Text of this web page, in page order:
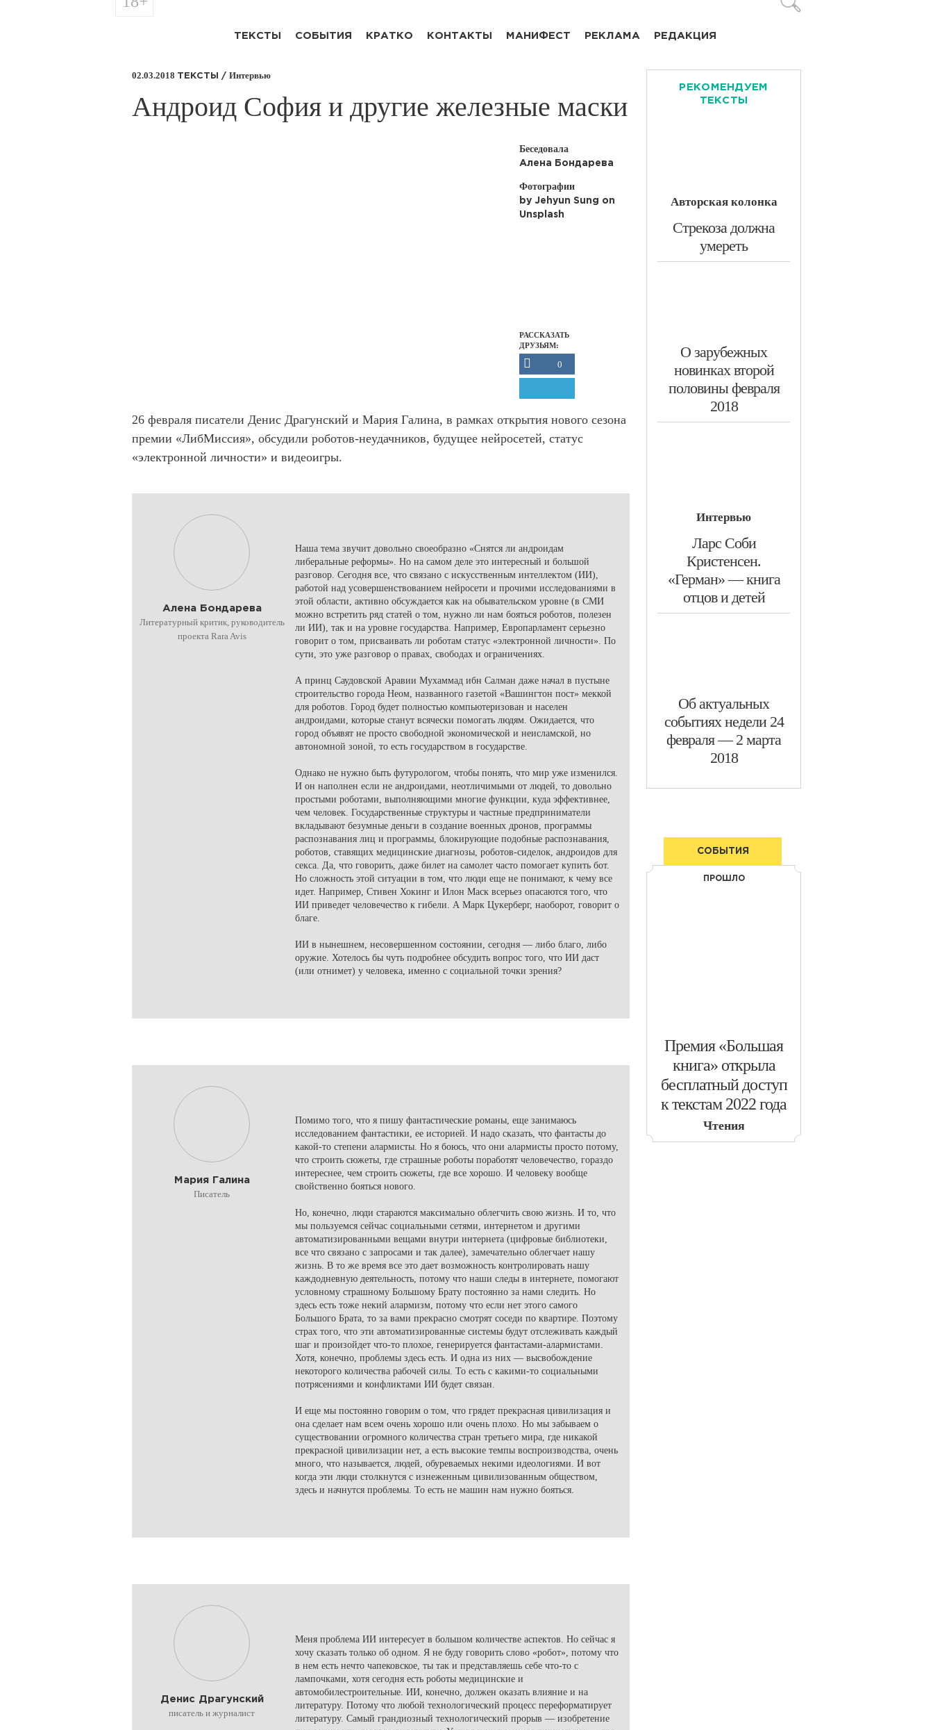
ТЕКСТЫ СОБЫТИЯ КРАТКО КОНТАКТЫ МАНИФЕСТ РЕКЛАМА РЕДАКЦИЯ
02.03.2018 ТЕКСТЫ / Интервью
​Андроид София и другие железные маски
Беседовала
Алена Бондарева
Фотографии
by Jehyun Sung on
Unsplash
РАССКАЗАТЬ
ДРУЗЬЯМ:
0
26 февраля писатели Денис Драгунский и Мария Галина, в рамках открытия нового сезона
премии «ЛибМиссия», обсудили роботов-неудачников, будущее нейросетей, статус
«электронной личности» и видеоигры.
Алена Бондарева
Литературный критик, руководитель
проекта Rara Avis
Наша тема звучит довольно своеобразно «Снятся ли андроидам
либеральные реформы». Но на самом деле это интересный и большой
разговор. Сегодня все, что связано с искусственным интеллектом (ИИ),
работой над усовершенствованием нейросети и прочими исследованиями в
этой области, активно обсуждается как на обывательском уровне (в СМИ
можно встретить ряд статей о том, нужно ли нам бояться роботов, полезен
ли ИИ), так и на уровне государства. Например, Европарламент серьезно
говорит о том, присваивать ли роботам статус «электронной личности». По
сути, это уже разговор о правах, свободах и ограничениях.
А принц Саудовской Аравии Мухаммад ибн Салман даже начал в пустыне
строительство города Неом, названного газетой «Вашингтон пост» меккой
для роботов. Город будет полностью компьютеризован и населен
андроидами, которые станут всячески помогать людям. Ожидается, что
город объявят не просто свободной экономической и неисламской, но
автономной зоной, то есть государством в государстве.
Однако не нужно быть футурологом, чтобы понять, что мир уже изменился.
И он наполнен если не андроидами, неотличимыми от людей, то довольно
простыми роботами, выполняющими многие функции, куда эффективнее,
чем человек. Государственные структуры и частные предприниматели
вкладывают безумные деньги в создание военных дронов, программы
распознавания лиц и программы, блокирующие подобные распознавания,
роботов, ставящих медицинские диагнозы, роботов-сиделок, андроидов для
секса. Да, что говорить, даже билет на самолет часто помогает купить бот.
Но сложность этой ситуации в том, что люди еще не понимают, к чему все
идет. Например, Стивен Хокинг и Илон Маск всерьез опасаются того, что
ИИ приведет человечество к гибели. А Марк Цукерберг, наоборот, говорит о
благе.
ИИ в нынешнем, несовершенном состоянии, сегодня — либо благо, либо
оружие. Хотелось бы чуть подробнее обсудить вопрос того, что ИИ даст
(или отнимет) у человека, именно с социальной точки зрения?
Мария Галина
Писатель
Помимо того, что я пишу фантастические романы, еще занимаюсь
исследованием фантастики, ее историей. И надо сказать, что фантасты до
какой-то степени алармисты. Но я боюсь, что они алармисты просто потому,
что строить сюжеты, где страшные роботы поработят человечество, гораздо
интереснее, чем строить сюжеты, где все хорошо. И человеку вообще
свойственно бояться нового.
Но, конечно, люди стараются максимально облегчить свою жизнь. И то, что
мы пользуемся сейчас социальными сетями, интернетом и другими
автоматизированными вещами внутри интернета (цифровые библиотеки,
все что связано с запросами и так далее), замечательно облегчает нашу
жизнь. В то же время все это дает возможность контролировать нашу
каждодневную деятельность, потому что наши следы в интернете, помогают
условному страшному Большому Брату постоянно за нами следить. Но
здесь есть тоже некий алармизм, потому что если нет этого самого
Большого Брата, то за вами прекрасно смотрят соседи по квартире. Поэтому
страх того, что эти автоматизированные системы будут отслеживать каждый
шаг и произойдет что-то плохое, генерируется фантастами-алармистами.
Хотя, конечно, проблемы здесь есть. И одна из них — высвобождение
некоторого количества рабочей силы. То есть с какими-то социальными
потрясениями и конфликтами ИИ будет связан.
И еще мы постоянно говорим о том, что грядет прекрасная цивилизация и
она сделает нам всем очень хорошо или очень плохо. Но мы забываем о
существовании огромного количества стран третьего мира, где никакой
прекрасной цивилизации нет, а есть высокие темпы воспроизводства, очень
много, что называется, людей, обуреваемых некими идеологиями. И вот
когда эти люди столкнутся с изнеженным цивилизованным обществом,
здесь и начнутся проблемы. То есть не машин нам нужно бояться.
Денис Драгунский
писатель и журналист
Меня проблема ИИ интересует в большом количестве аспектов. Но сейчас я
хочу сказать только об одном. Я не буду говорить слово «робот», потому что
в нем есть нечто чапековское, ты так и представляешь себе что-то с
лампочками, хотя сегодня есть роботы медицинские и
автомобилестроительные. ИИ, конечно, должен оказать влияние и на
литературу. Потому что любой технологический процесс переформатирует
литературу. Самый грандиозный технологический прорыв — изобретение
РЕКОМЕНДУЕМ
ТЕКСТЫ
Авторская колонка
​Стрекоза должна
умереть
​О зарубежных
новинках второй
половины февраля
2018
Интервью
​Ларс Соби
Кристенсен.
«Герман» — книга
отцов и детей
​Об актуальных
событиях недели 24
февраля — 2 марта
2018
СОБЫТИЯ
ПРОШЛО
​Премия «Большая
книга» открыла
бесплатный доступ
к текстам 2022 года
Чтения